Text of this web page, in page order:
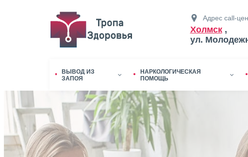
Адрес call-
Холмск,
ул.
ВЫВОД ИЗ
ЗАПОЯ
НАРКОЛОГИЧЕСКАЯ
ПОМОЩЬ